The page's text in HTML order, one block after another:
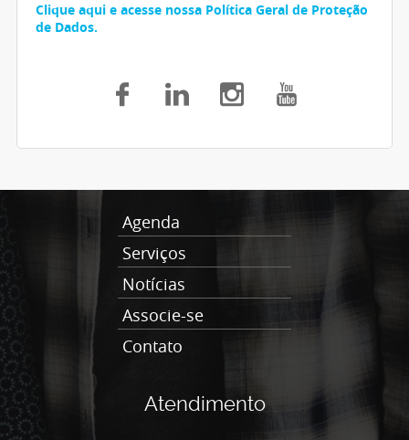
Clique aqui e acesse nossa Política Geral de Proteção
de Dados.
Agenda
Serviços
Notícias
Associe-se
Contato
Atendimento